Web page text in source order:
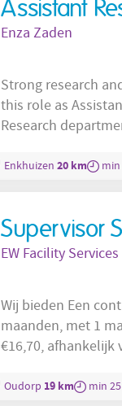
Assistant
Enza Zaden
Strong research
this role as
Research
bioinformatics
Enkhuizen 20 km min
Supervisor
EW Facility Services
Wij bieden Een contract van 25 tot 30 uur per week Een arbeidsovereenkomst van 8
maanden, met 1 maand
€16,70, afhankelijk van ervaring Salaris
fulltime dienstverband Een extra vrije dag op je verjaardag Trainingen
Oudorp 19 km min 25